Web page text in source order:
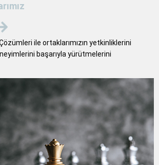
ile ortaklarımızın yetkinliklerini
başarıyla yürütmelerini